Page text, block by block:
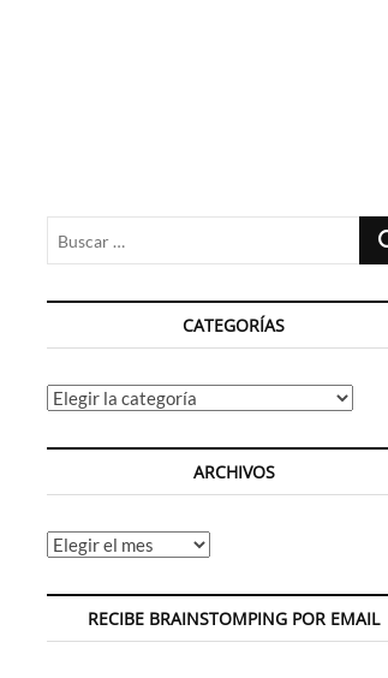
CATEGORÍAS
Categorías
ARCHIVOS
Archivos
RECIBE BRAINSTOMPING POR EMAIL